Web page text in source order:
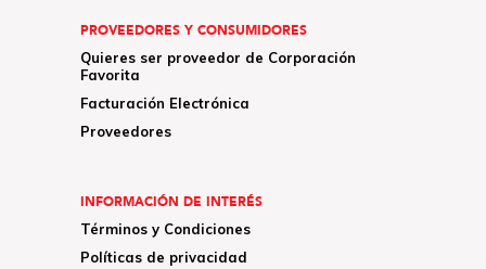
PROVEEDORES Y CONSUMIDORES
Quieres ser proveedor de Corporación
Favorita
Facturación Electrónica
Proveedores
INFORMACIÓN DE INTERÉS
Términos y Condiciones
Políticas de privacidad